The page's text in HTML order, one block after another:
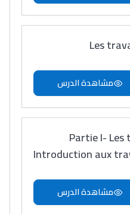
Les
مشاهدة الدرس
Partie I-
Introduction aux
مشاهدة الدرس